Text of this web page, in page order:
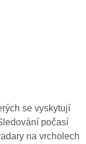
se vyskytují
počasí
na vrcholech